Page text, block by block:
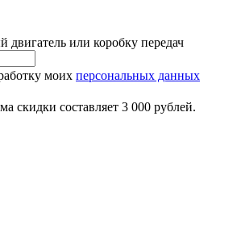
двигатель или коробку передач
моих персональных данных
скидки составляет 3 000 рублей.